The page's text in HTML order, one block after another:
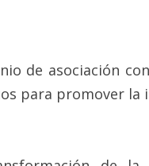
de asociación
para promover